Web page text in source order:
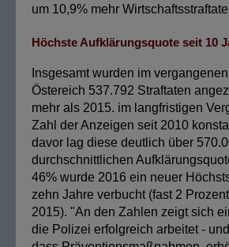
um 10,9% mehr
Höchste Aufklärungsquote seit 10
Insgesamt wurden im
Östereich 537.792 Straftaten
mehr als 2015. im langfristigen
Zahl der Anzeigen seit 2010
davor lag diese deutlich über
durchschnittlichen
46% wurde 2016 ein neuer
zehn Jahre verbucht (fast 2
2015). "An den Zahlen zeigt sich
die Polizei erfolgreich arbeitet -